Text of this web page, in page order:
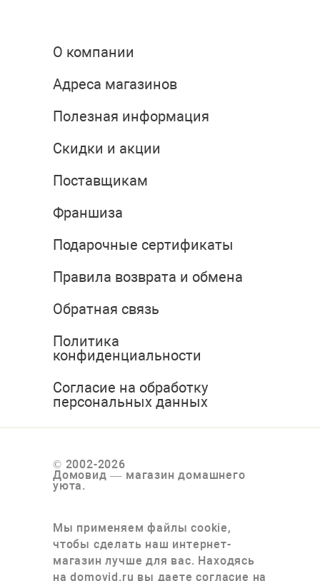
О компании
Адреса магазинов
Полезная информация
Скидки и акции
Поставщикам
Франшиза
Подарочные сертификаты
Правила возврата и обмена
Обратная связь
Политика
конфиденциальности
Согласие на обработку
персональных данных
© 2002-2026
Домовид — магазин домашнего
уюта.
Мы применяем файлы cookie,
чтобы сделать наш интернет-
магазин лучше для вас. Находясь
на domovid.ru вы даете согласие на